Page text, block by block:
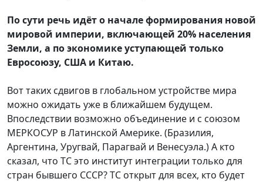
По сути речь идёт о начале формирования новой
мировой империи, включающей 20% населения
Земли, а по экономике уступающей только
Евросоюзу, США и Китаю.
Вот таких сдвигов в глобальном устройстве мира
можно ожидать уже в ближайшем будущем.
Впоследствии возможно объединение и с союзом
МЕРКОСУР в Латинской Америке. (Бразилия,
Аргентина, Уругвай, Парагвай и Венесуэла.) А кто
сказал, что ТС это институт интеграции только для
стран бывшего СССР? ТС открыт для всех, кто будет